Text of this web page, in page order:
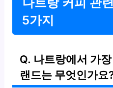
5가지
Q. 나트랑에서 가
랜드는 무엇인가요